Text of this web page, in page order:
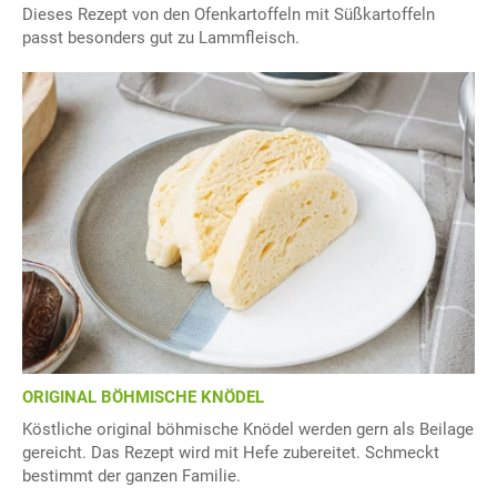
Dieses Rezept von den Ofenkartoffeln mit Süßkartoffeln
passt besonders gut zu Lammfleisch.
ORIGINAL BÖHMISCHE KNÖDEL
Köstliche original böhmische Knödel werden gern als Beilage
gereicht. Das Rezept wird mit Hefe zubereitet. Schmeckt
bestimmt der ganzen Familie.